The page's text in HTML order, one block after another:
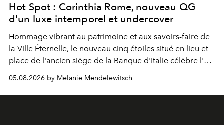
Hot Spot : Corinthia Rome, nouveau QG
d'un luxe intemporel et undercover
Hommage vibrant au patrimoine et aux savoirs-faire de
la Ville Éternelle, le nouveau cinq étoiles situé en lieu et
place de l'ancien siège de la Banque d'Italie célèbre l'art
05.08.2026 by Melanie Mendelewitsch